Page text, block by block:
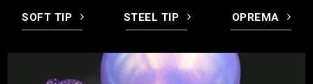
SOFT TIP STEEL TIP OPREMA